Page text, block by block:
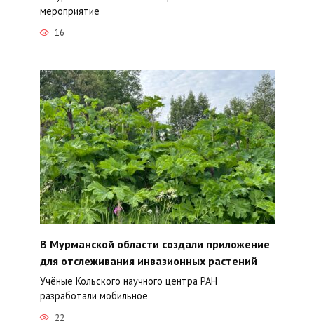
мероприятие
16
В Мурманской области создали приложение
для отслеживания инвазионных растений
Учёные Кольского научного центра РАН
разработали мобильное
22